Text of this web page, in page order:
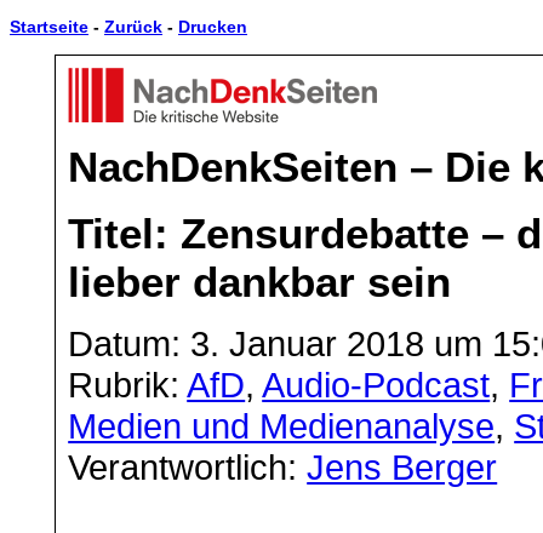
Startseite - Zurück - Drucken
NachDenkSeiten – Die
Titel: Zensurdebatte –
lieber dankbar sein
Datum: 3. Januar 2018 um
Rubrik:AfD,Audio-Podcast,
Medien und Medienanalyse,
Verantwortlich:Jens Berger